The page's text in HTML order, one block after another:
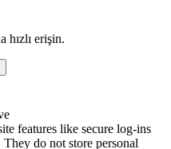
hızlı erişin.
features like secure log-ins
They do not store personal